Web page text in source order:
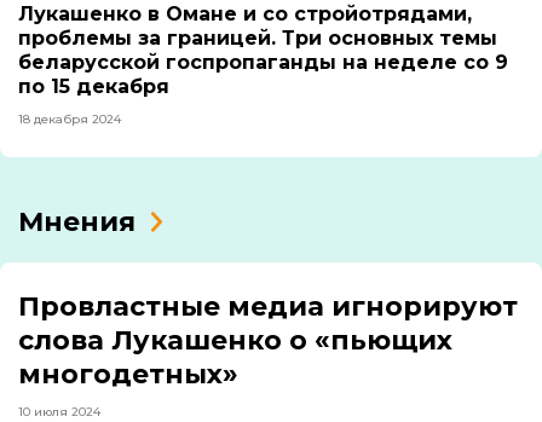
Лукашенко в Омане и со стройотрядами,
проблемы за границей. Три основных темы
беларусской госпропаганды на неделе со 9
по 15 декабря
18 декабря 2024
Мнения
Провластные медиа игнорируют
слова Лукашенко о «пьющих
многодетных»
10 июля 2024